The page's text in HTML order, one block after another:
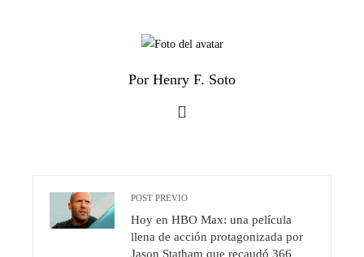
Por Henry F. Soto
POST PREVIO
Hoy en HBO Max: una película
llena de acción protagonizada por
Jason Statham que recaudó 366